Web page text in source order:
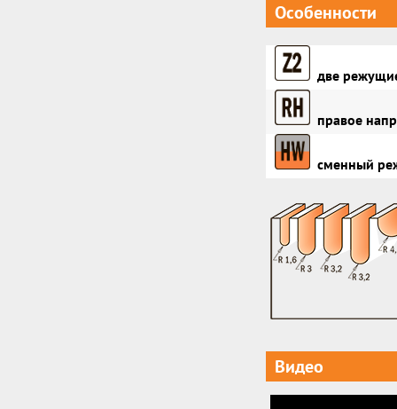
Особенности
две
правое
сменный
Видео